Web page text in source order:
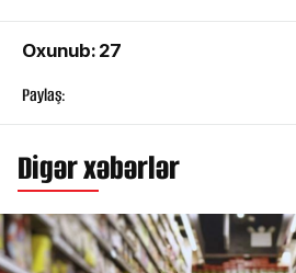
Oxunub: 27
Paylaş:
Digər xəbərlər